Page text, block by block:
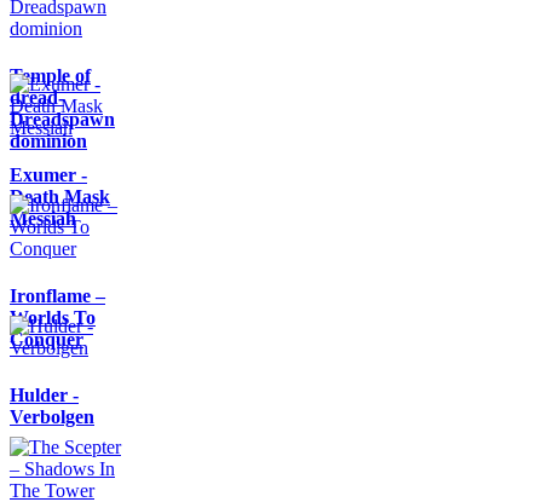
Temple of
dread-
Dreadspawn
dominion
Exumer -
Death Mask
Messiah
Ironflame –
Worlds To
Conquer
Hulder -
Verbolgen